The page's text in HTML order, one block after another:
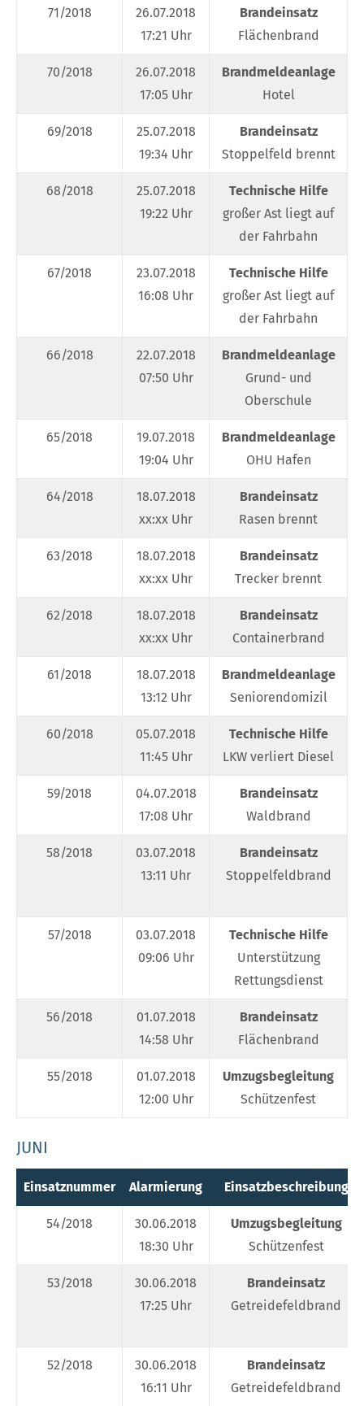
71/2018
26.07.2018
17:21 Uhr
Brandeinsatz
Flächenbrand
70/2018
26.07.2018
17:05 Uhr
Brandmeldeanlage
Hotel
69/2018
25.07.2018
19:34 Uhr
Brandeinsatz
Stoppelfeld brennt
68/2018
25.07.2018
19:22 Uhr
Technische Hilfe
großer Ast liegt auf
der Fahrbahn
67/2018
23.07.2018
16:08 Uhr
Technische Hilfe
großer Ast liegt auf
der Fahrbahn
66/2018
22.07.2018
07:50 Uhr
Brandmeldeanlage
Grund- und
Oberschule
65/2018
19.07.2018
19:04 Uhr
Brandmeldeanlage
OHU Hafen
64/2018
18.07.2018
xx:xx Uhr
Brandeinsatz
Rasen brennt
63/2018
18.07.2018
xx:xx Uhr
Brandeinsatz
Trecker brennt
62/2018
18.07.2018
xx:xx Uhr
Brandeinsatz
Containerbrand
61/2018
18.07.2018
13:12 Uhr
Brandmeldeanlage
Seniorendomizil
60/2018
05.07.2018
11:45 Uhr
Technische Hilfe
LKW verliert Diesel
59/2018
04.07.2018
17:08 Uhr
Brandeinsatz
Waldbrand
58/2018
03.07.2018
13:11 Uhr
Brandeinsatz
Stoppelfeldbrand
57/2018
03.07.2018
09:06 Uhr
Technische Hilfe
Unterstützung
Rettungsdienst
56/2018
01.07.2018
14:58 Uhr
Brandeinsatz
Flächenbrand
55/2018
01.07.2018
12:00 Uhr
Umzugsbegleitung
Schützenfest
JUNI
Einsatznummer Alarmierung Einsatzbeschreibung
54/2018
30.06.2018
18:30 Uhr
Umzugsbegleitung
Schützenfest
53/2018
30.06.2018
17:25 Uhr
Brandeinsatz
Getreidefeldbrand
52/2018
30.06.2018
16:11 Uhr
Brandeinsatz
Getreidefeldbrand